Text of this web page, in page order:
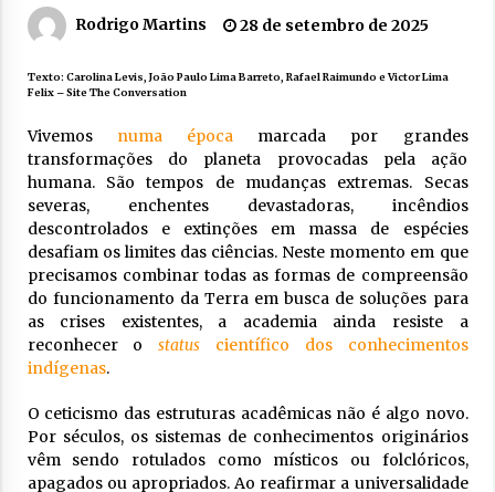
Rodrigo Martins 28 de setembro de 2025
Texto: Carolina Levis, João Paulo Lima Barreto, Rafael Raimundo e Victor Lima
Felix – Site The Conversation
Vivemos numa épocamarcada por grandes
transformações do planeta provocadas pela ação
humana. São tempos de mudanças extremas. Secas
severas, enchentes devastadoras, incêndios
descontrolados e extinções em massa de espécies
desafiam os limites das ciências. Neste momento em que
precisamos combinar todas as formas de compreensão
do funcionamento da Terra em busca de soluções para
as crises existentes, a academia ainda resiste a
reconhecer ostatus científico dos conhecimentos
indígenas.
O ceticismo das estruturas acadêmicas não é algo novo.
Por séculos, os sistemas de conhecimentos originários
vêm sendo rotulados como místicos ou folclóricos,
apagados ou apropriados. Ao reafirmar a universalidade